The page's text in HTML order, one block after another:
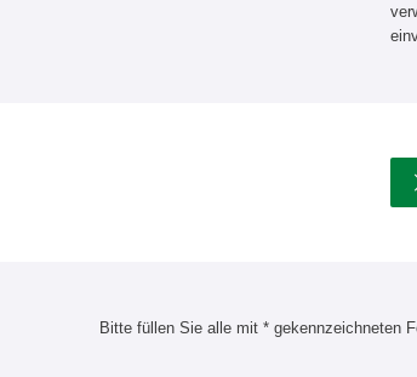
Bitte füllen Sie alle mit * gekennzeichneten